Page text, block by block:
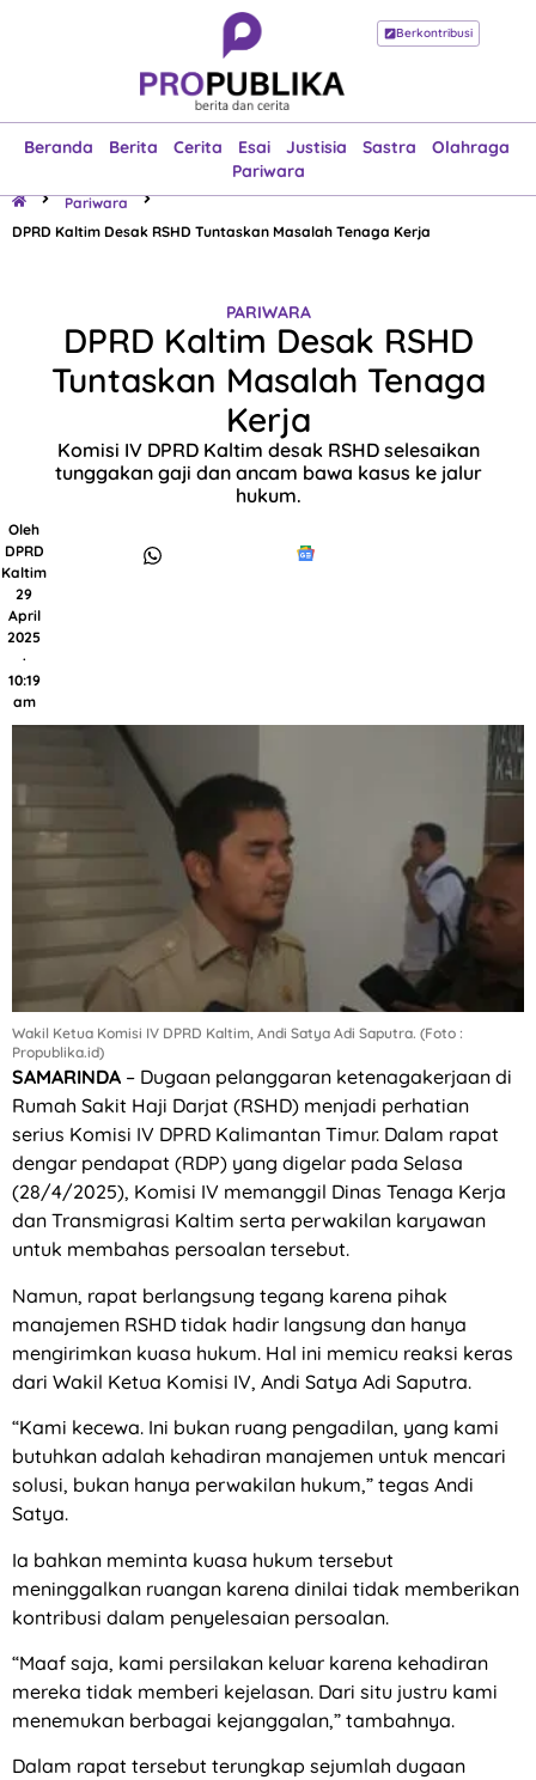
Berkontribusi
Beranda Berita Cerita Esai Justisia Sastra
Olahraga
Pariwara
Beranda
Esai
Justisia
Sastra
Olahraga
Pariwara
Pariwara
DPRD Kaltim Desak RSHD Tuntaskan Masalah Tenaga Kerja
PARIWARA
DPRD Kaltim Desak RSHD
Tuntaskan Masalah Tenaga
Kerja
Komisi IV DPRD Kaltim desak RSHD selesaikan
tunggakan gaji dan ancam bawa kasus ke jalur
hukum.
Oleh
DPRD
Kaltim
29
April
2025
·
10:19
am
Wakil Ketua Komisi IV DPRD Kaltim, Andi Satya Adi Saputra. (Foto :
Propublika.id)
SAMARINDA – Dugaan pelanggaran ketenagakerjaan di
Rumah Sakit Haji Darjat (RSHD) menjadi perhatian
serius Komisi IV DPRD Kalimantan Timur. Dalam rapat
dengar pendapat (RDP) yang digelar pada Selasa
(28/4/2025), Komisi IV memanggil Dinas Tenaga Kerja
dan Transmigrasi Kaltim serta perwakilan karyawan
untuk membahas persoalan tersebut.
Namun, rapat berlangsung tegang karena pihak
manajemen RSHD tidak hadir langsung dan hanya
mengirimkan kuasa hukum. Hal ini memicu reaksi keras
dari Wakil Ketua Komisi IV, Andi Satya Adi Saputra.
“Kami kecewa. Ini bukan ruang pengadilan, yang kami
butuhkan adalah kehadiran manajemen untuk mencari
solusi, bukan hanya perwakilan hukum,” tegas Andi
Satya.
Ia bahkan meminta kuasa hukum tersebut
meninggalkan ruangan karena dinilai tidak memberikan
kontribusi dalam penyelesaian persoalan.
“Maaf saja, kami persilakan keluar karena kehadiran
mereka tidak memberi kejelasan. Dari situ justru kami
menemukan berbagai kejanggalan,” tambahnya.
Dalam rapat tersebut terungkap sejumlah dugaan